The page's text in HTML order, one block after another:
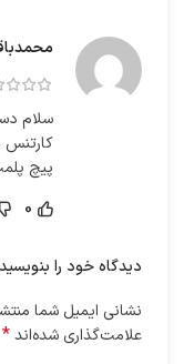
سلام
کارتنس
پیچ
0
دیدگاه خود را بنویسید
نشانی ایمیل شما
علامت‌گذاری شده‌اند*